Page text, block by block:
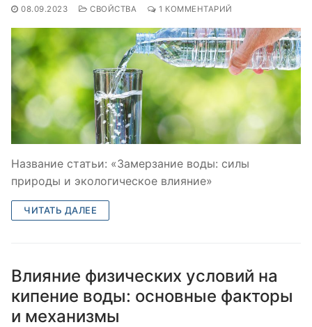
08.09.2023 СВОЙСТВА 1 КОММЕНТАРИЙ
Название статьи: «Замерзание воды: силы
природы и экологическое влияние»
ЧИТАТЬ ДАЛЕЕ
Влияние физических условий на
кипение воды: основные факторы
и механизмы